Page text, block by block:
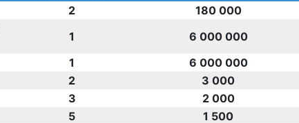
2
180 000
1
6 000 000
1
6 000 000
2
3 000
3
2 000
5
1 500